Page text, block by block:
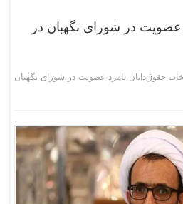
عضویت در شورای نگهبان در
حقوق‌دانان نامزد عضویت در شورای نگهبان